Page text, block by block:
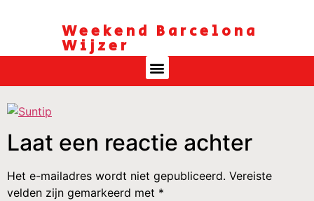
Weekend Barcelona
Wijzer
Laat een reactie achter
Het e-mailadres wordt niet gepubliceerd. Vereiste
velden zijn gemarkeerd met *